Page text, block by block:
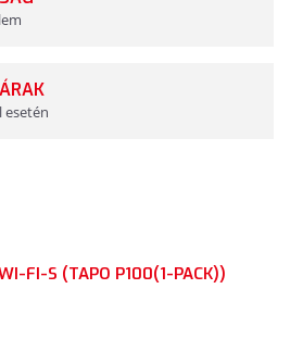
esetén
FI-S (TAPO P100(1-PACK))